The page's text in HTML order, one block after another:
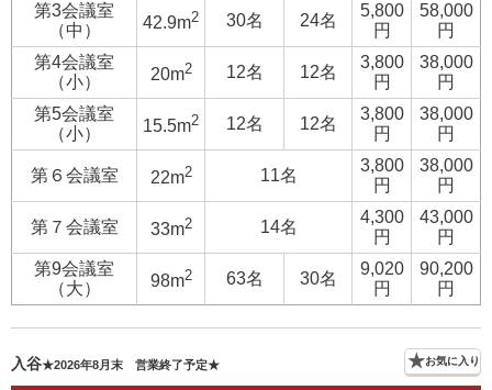
第3会議室
（中）
42.9m2 30名 24名
5,800
円
58,000
円
第4会議室
（小）
20m2 12名 12名
3,800
円
38,000
円
第5会議室
（小）
15.5m2 12名 12名
3,800
円
38,000
円
第６会議室 22m2 11名
3,800
円
38,000
円
第７会議室 33m2 14名
4,300
円
43,000
円
第9会議室
（大）
98m2 63名 30名
9,020
円
90,200
円
お気に入り
入谷★2026年8月末 営業終了予定★